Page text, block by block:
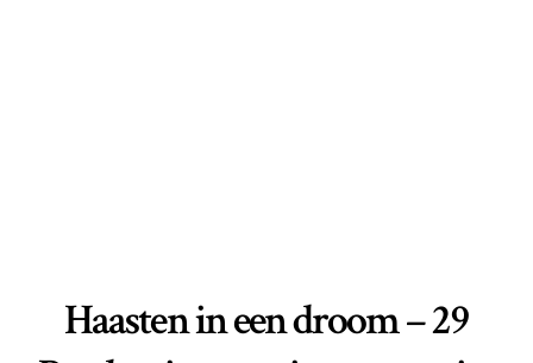
Haasten in een droom – 29